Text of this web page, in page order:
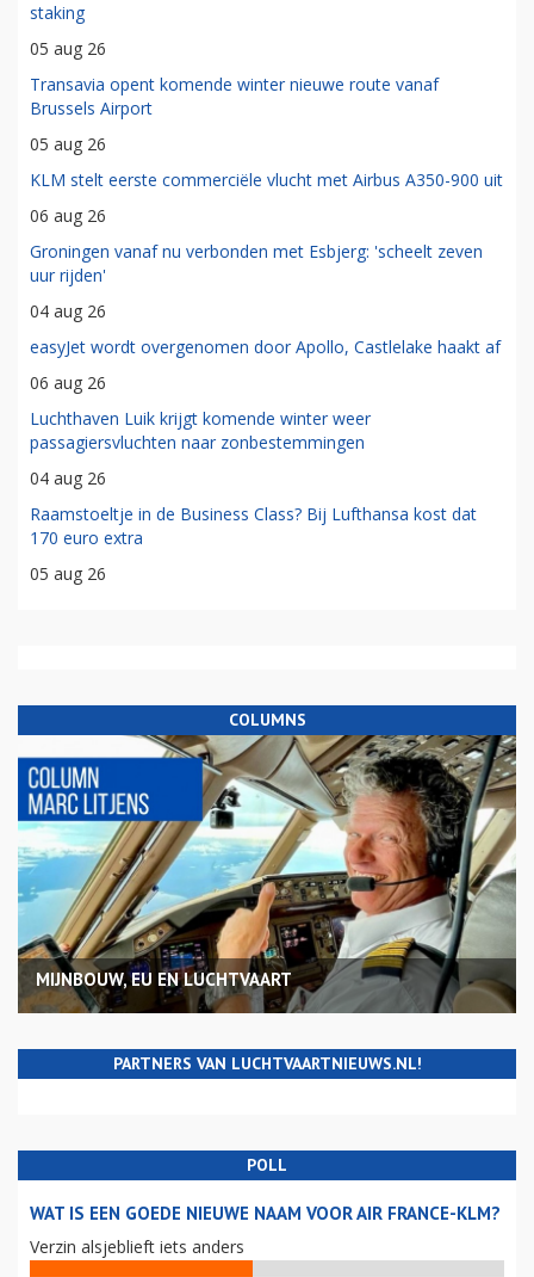
staking
05 aug 26
Transavia opent komende winter nieuwe route vanaf
Brussels Airport
05 aug 26
KLM stelt eerste commerciële vlucht met Airbus A350-900 uit
06 aug 26
Groningen vanaf nu verbonden met Esbjerg: 'scheelt zeven
uur rijden'
04 aug 26
easyJet wordt overgenomen door Apollo, Castlelake haakt af
06 aug 26
Luchthaven Luik krijgt komende winter weer
passagiersvluchten naar zonbestemmingen
04 aug 26
Raamstoeltje in de Business Class? Bij Lufthansa kost dat
170 euro extra
05 aug 26
COLUMNS
MIJNBOUW, EU EN LUCHTVAART
PARTNERS VAN LUCHTVAARTNIEUWS.NL!
POLL
WAT IS EEN GOEDE NIEUWE NAAM VOOR AIR FRANCE-KLM?
Verzin alsjeblieft iets anders